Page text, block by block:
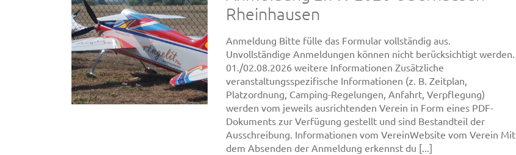
Rheinhausen
Anmeldung Bitte fülle das Formular vollständig aus.
Unvollständige Anmeldungen können nicht berücksichtigt werden.
01./02.08.2026 weitere Informationen Zusätzliche
veranstaltungsspezifische Informationen (z. B. Zeitplan,
Platzordnung, Camping-Regelungen, Anfahrt, Verpflegung)
werden vom jeweils ausrichtenden Verein in Form eines PDF-
Dokuments zur Verfügung gestellt und sind Bestandteil der
Ausschreibung. Informationen vom VereinWebsite vom Verein Mit
dem Absenden der Anmeldung erkennst du [...]